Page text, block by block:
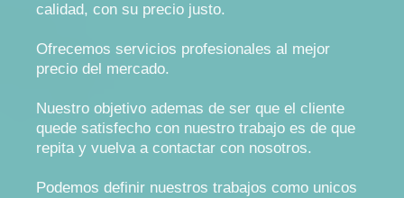
calidad, con su precio justo.
Ofrecemos servicios profesionales al mejor
precio del mercado.
Nuestro objetivo ademas de ser que el cliente
quede satisfecho con nuestro trabajo es de que
repita y vuelva a contactar con nosotros.
Podemos definir nuestros trabajos como unicos